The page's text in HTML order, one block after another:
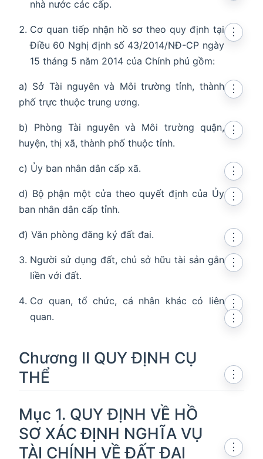
nhà nước các cấp.
Cơ quan tiếp nhận hồ sơ theo quy định tại
Điều 60 Nghị định số 43/2014/NĐ-CP ngày
15 tháng 5 năm 2014 của Chính phủ gồm:
⋮
a) Sở Tài nguyên và Môi trường tỉnh, thành
phố trực thuộc trung ương.
⋮
b) Phòng Tài nguyên và Môi trường quận,
huyện, thị xã, thành phố thuộc tỉnh.
⋮
c) Ủy ban nhân dân cấp xã.
⋮
d) Bộ phận một cửa theo quyết định của Ủy
ban nhân dân cấp tỉnh.
⋮
đ) Văn phòng đăng ký đất đai.
⋮
Người sử dụng đất, chủ sở hữu tài sản gắn
liền với đất.
⋮
Cơ quan, tổ chức, cá nhân khác có liên
quan.
⋮
Chương II QUY ĐỊNH CỤ
THỂ
⋮
Mục 1. QUY ĐỊNH VỀ HỒ
SƠ XÁC ĐỊNH NGHĨA VỤ
TÀI CHÍNH VỀ ĐẤT ĐAI
⋮
⋮